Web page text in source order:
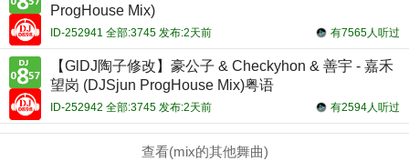
ProgHouse Mix)
有7565人听过
ID-252941 全部:3745 发布:2天前
【GlDJ陶子修改】豪公子 & Checkyhon & 善宇 - 嘉禾
望岗 (DJSjun ProgHouse Mix)粤语
有2594人听过
ID-252942 全部:3745 发布:2天前
查看(mix的其他舞曲)